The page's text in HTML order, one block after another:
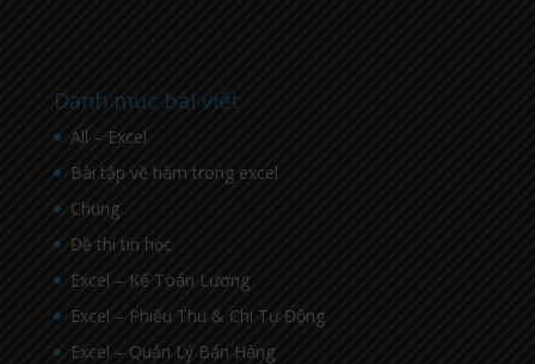
Danh mục bài viết
All – Excel
Bài tập về hàm trong excel
Chung
Đề thi tin học
Excel – Kế Toán Lương
Excel – Phiếu Thu & Chi Tự Động
Excel – Quản Lý Bán Hàng